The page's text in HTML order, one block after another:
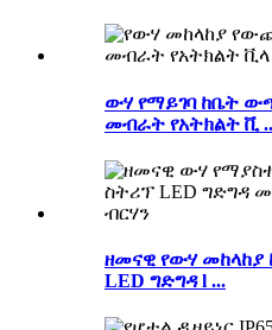
ውሃ የማይገባ ከቤት
መብራት የአትክልት ቪ
ዘመናዊ የውሃ
LED ግድግዳ l ...